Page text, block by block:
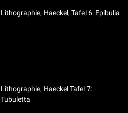
Lithographie, Haeckel, Tafel 6: Epibulia
Lithographie, Haeckel Tafel 7:
Tubuletta